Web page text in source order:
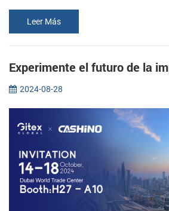
paneles? Las imp...
Leer Más
2024-08-28